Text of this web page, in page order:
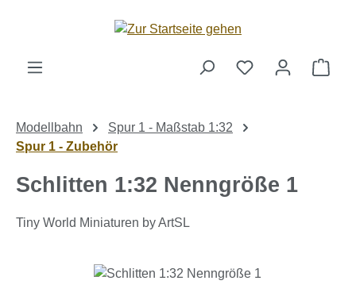
Zum Hauptinhalt springen
Modellbahn
Spur 1 - Maßstab 1:32
Spur 1 - Zubehör
Schlitten 1:32 Nenngröße 1
Tiny World Miniaturen by ArtSL
Bildergalerie überspringen